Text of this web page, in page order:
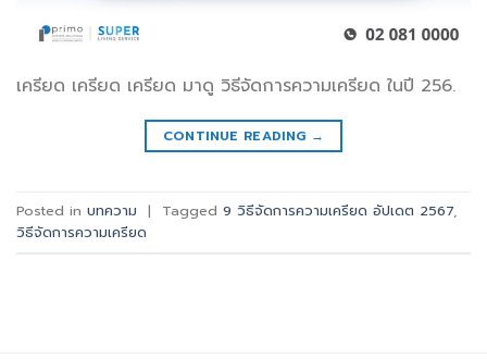
เครียด เครียด เครียด มาดู วิธีจัดการความเครียด ในปี 256.
CONTINUE READING →
Posted in บทความ | Tagged 9 วิธีจัดการความเครียด อัปเดต 2567,
วิธีจัดการความเครียด